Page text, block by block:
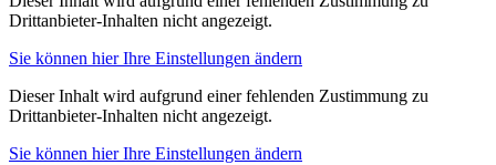
Drittanbieter-Inhalten nicht angezeigt.
Sie können hier Ihre Einstellungen ändern
Dieser Inhalt wird aufgrund einer fehlenden Zustimmung zu
Drittanbieter-Inhalten nicht angezeigt.
Sie können hier Ihre Einstellungen ändern